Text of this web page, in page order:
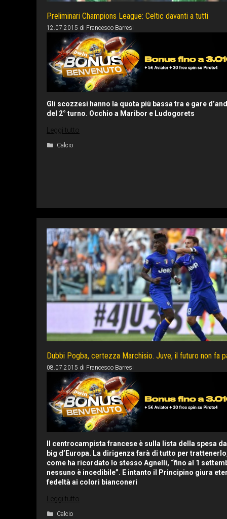
Preliminari Champions League: Celtic davanti a tutti
12.07.2015 di Francesco Barresi
Gli scozzesi hanno la quota più bassa tra e gare
del 2° turno. Occhio a Maribor e Ludogorets
Leggi tutto
Categorie
Calcio
Dubbi Pogba, certezza Marchisio. Juve, il futuro non fa
08.07.2015 di Francesco Barresi
Il centrocampista francese è sulla lista della spesa
big d’Europa. La dirigenza farà di tutto per
come ha ricordato lo stesso Agnelli, “fino al 1
nessuno è incedibile”. E intanto il Principino giura
fedeltà ai colori bianconeri
Leggi tutto
Categorie
Calcio